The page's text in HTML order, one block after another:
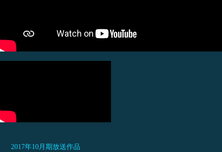
2017年10月期放送作品